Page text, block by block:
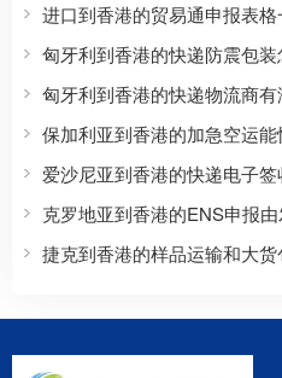
进口到香港的贸易通申报表
匈牙利到香港的快递防震包装
匈牙利到香港的快递物流商
保加利亚到香港的加急空运
爱沙尼亚到香港的快递电子
克罗地亚到香港的ENS申报
捷克到香港的样品运输和大